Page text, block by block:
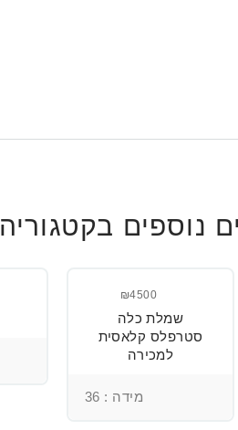
נוספים בקטגוריה
₪4500
שמלת כלה
סטרפלס קלאסית
למכירה
מידה : 36